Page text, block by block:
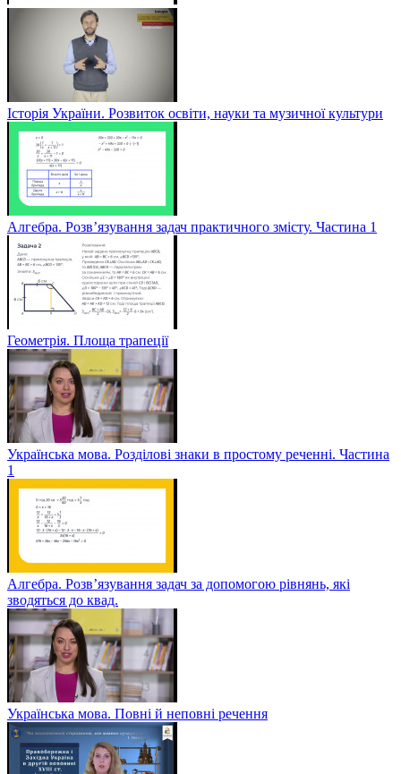
Історія України. Розвиток освіти, науки та музичної культури
Алгебра. Розв’язування задач практичного змісту. Частина 1
Геометрія. Площа трапеції
Українська мова. Розділові знаки в простому реченні. Частина
1
Алгебра. Розв’язування задач за допомогою рівнянь, які
зводяться до квад.
Українська мова. Повні й неповні речення